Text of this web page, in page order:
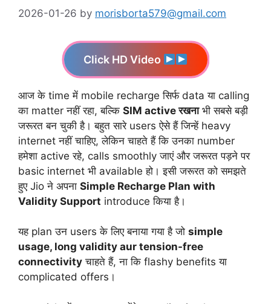
2026-01-26 by morisborta579@gmail.com
Click HD Video
आज के time में mobile recharge सिर्फ data या calling
का matter नहीं रहा, बल्कि SIM active रखनाभी सबसे बड़ी
जरूरत बन चुकी है। बहुत सारे users ऐसे हैं जिन्हें heavy
internet नहीं चाहिए, लेकिन चाहते हैं कि उनका number
हमेशा active रहे, calls smoothly जाएं और जरूरत पड़ने पर
basic internet भी available हो। इसी जरूरत को समझते
हुए Jio ने अपना Simple Recharge Plan with
Validity Support introduce किया है।
यह plan उन users के लिए बनाया गया है जो simple
usage, long validity aur tension-free
connectivity चाहते हैं, ना कि flashy benefits या
complicated offers।